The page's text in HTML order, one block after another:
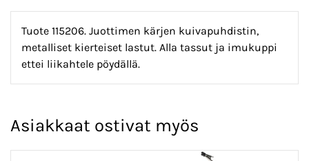
Tuote 115206. Juottimen kärjen kuivapuhdistin,
metalliset kierteiset lastut. Alla tassut ja imukuppi
ettei liikahtele pöydällä.
Asiakkaat ostivat myös